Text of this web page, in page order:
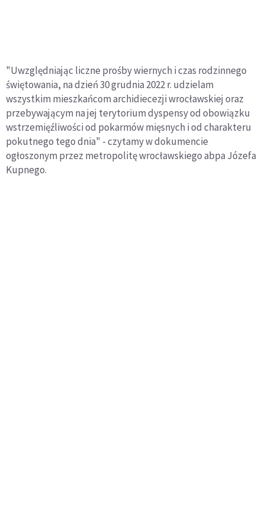
"Uwzględniając liczne prośby wiernych i czas rodzinnego
świętowania, na dzień 30 grudnia 2022 r. udzielam
wszystkim mieszkańcom archidiecezji wrocławskiej oraz
przebywającym na jej terytorium dyspensy od obowiązku
wstrzemięźliwości od pokarmów mięsnych i od charakteru
pokutnego tego dnia" - czytamy w dokumencie
ogłoszonym przez metropolitę wrocławskiego abpa Józefa
Kupnego.